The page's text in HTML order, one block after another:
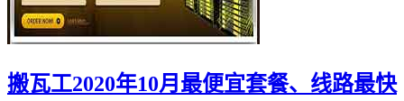
搬瓦工2020年10月最便宜套餐、线路最快